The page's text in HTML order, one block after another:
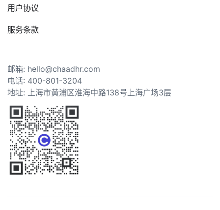
用户协议
服务条款
邮箱: hello@chaadhr.com
电话: 400-801-3204
地址: 上海市黄浦区淮海中路138号上海广场3层